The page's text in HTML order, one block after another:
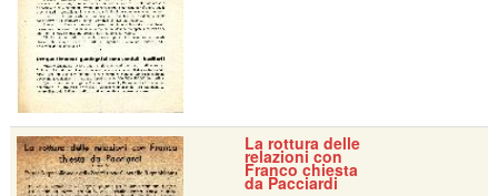
La rottura delle
relazioni con
Franco chiesta
da Pacciardi